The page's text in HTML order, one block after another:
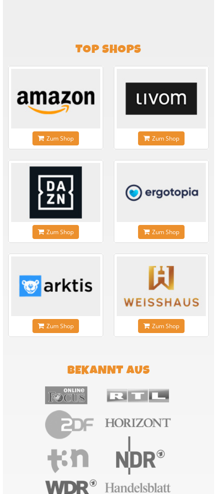
TOP SHOPS
Zum Shop Zum Shop
Zum Shop Zum Shop
Zum Shop Zum Shop
BEKANNT AUS